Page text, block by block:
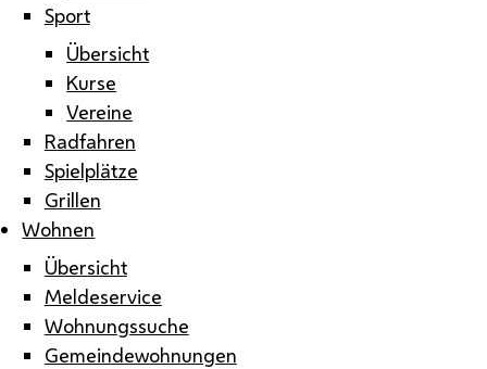
Sport
Übersicht
Kurse
Vereine
Radfahren
Spielplätze
Grillen
Wohnen
Übersicht
Meldeservice
Wohnungssuche
Gemeindewohnungen